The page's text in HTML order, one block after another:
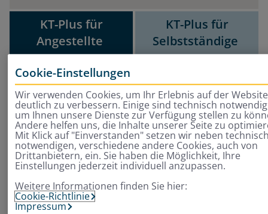
KT-Plus für
Angestellte
KT-Plus für
Selbstständige
Leis­tungs­be­ginn
wähl­bar
Inbegriffen
ab Woche 7 oder 27
Inbegriffen
Leis­tungs­um­fang
bis zur Höhe des
Nettoeinkommens
bis zur Höhe des Nettoeinkommens
Leis­tungs­dau­er
zeitlich unbegrenzt für
die Dauer der
zeitlich unbegrenzt für die Dauer der
Cookie-Einstellungen
Wir verwenden Cookies, um Ihr Erlebnis auf der Website
deutlich zu verbessern. Einige sind technisch
um Ihnen unsere Dienste zur Verfügung stellen zu
Andere helfen uns, die Inhalte unserer Seite zu
Mit Klick auf "Einverstanden" setzen wir neben
notwendigen, verschiedene andere Cookies, auch von
Drittanbietern, ein. Sie haben die Möglichkeit, Ihre
Einstellungen jederzeit individuell anzupassen.
Weitere Informationen finden Sie hier:
Cookie-Richtlinie
Impressum